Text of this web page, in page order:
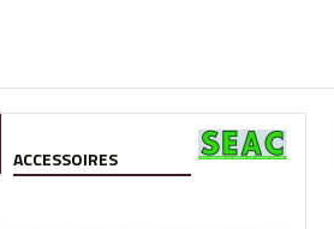
ACCESSOIRES